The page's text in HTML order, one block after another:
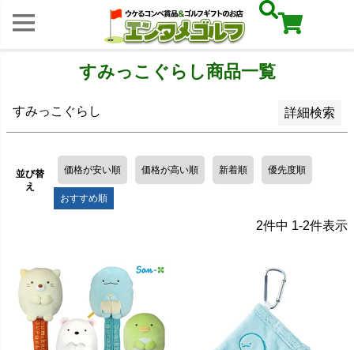
すみっこぐらし商品一覧
すみっこぐらし 詳細検索
レビュー順
キーワードヒット順
検索
並び替
え
価格が安い順 価格が高い順 新着順 優先度順
おすすめ順
2件中 1-2件表示